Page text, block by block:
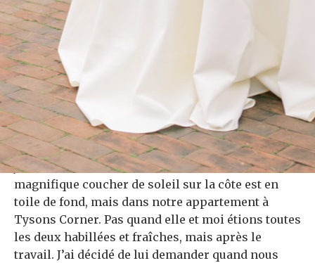
10 mois avant que Chris ne pose la question dans
leur appartement de Tysons Corner, où ils avaient
déménagé en cours de route.
Chris dit qu’il portait la bague dans sa poche
depuis des mois en attendant le moment idéal,
mais les choses n’arrêtaient pas de surgir. Il s’est
finalement rendu compte qu’un moment imparfait
valait mieux qu’une proposition absente. «Alors,
j’ai décidé de lui demander. Pas avec un
magnifique coucher de soleil sur la côte est en
toile de fond, mais dans notre appartement à
Tysons Corner. Pas quand elle et moi étions toutes
les deux habillées et fraîches, mais après le
travail. J’ai décidé de lui demander quand nous